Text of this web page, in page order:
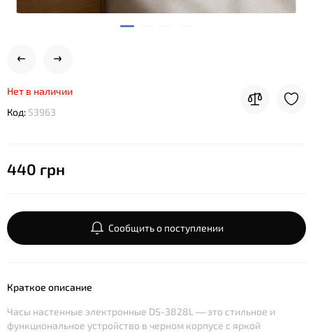
Нет в наличии
Код: 53963
440 грн
Сообщить о поступлении
Краткое описание
Часы настенные электронные DS-3828L — это стильное и
функциональное устройство в черном корпусе с яркой